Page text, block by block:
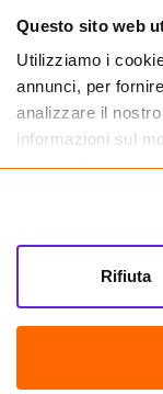
Questo sito web
Utilizziamo i
annunci, per
analizzare il
informazioni sul
partner che si
informazioni che
tuo utilizzo dei
Rifiuta
Farma.it S.a.s. P. IVA
CREDITS
Sede legale Via delle